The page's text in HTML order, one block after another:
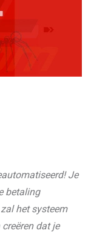
Je
betaling
het systeem
dat je